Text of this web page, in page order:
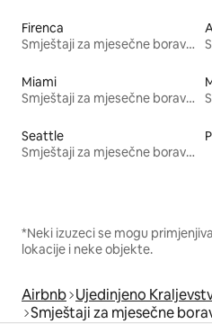
Firenca
Smještaji za mjesečne boravke
Miami
Smještaji za mjesečne boravke
Seattle
Smještaji za mjesečne boravke
*Neki izuzeci se mogu
lokacije i neke objekte.
Airbnb Ujedinjeno
Smještaji za mjesečne